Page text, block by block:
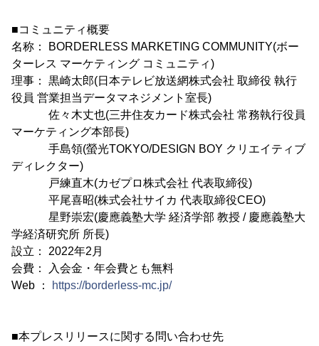
■コミュニティ概要
名称： BORDERLESS MARKETING COMMUNITY(ボー
ターレス マーケティング コミュニティ)
理事： 黒崎太郎(日本テレビ放送網株式会社 取締役 執行
役員 営業担当データマネジメント室長)
佐々木丈也(三井住友カード株式会社 常務執行役員
マーケティング本部長)
手島領(螢光TOKYO/DESIGN BOY クリエイティブ
ディレクター)
戸練直木(カゼプロ株式会社 代表取締役)
平尾喜昭(株式会社サイカ 代表取締役CEO)
星野崇宏(慶應義塾大学 経済学部 教授 / 慶應義塾大
学経済研究所 所長)
設立： 2022年2月
会費： 入会金・年会費とも無料
Web ：
https://borderless-mc.jp/
■本プレスリリースに関する問い合わせ先